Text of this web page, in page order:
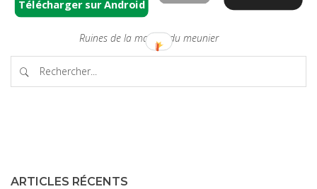
Ruines de la maison du meunier
ARTICLES RÉCENTS
Télécharger sur Android